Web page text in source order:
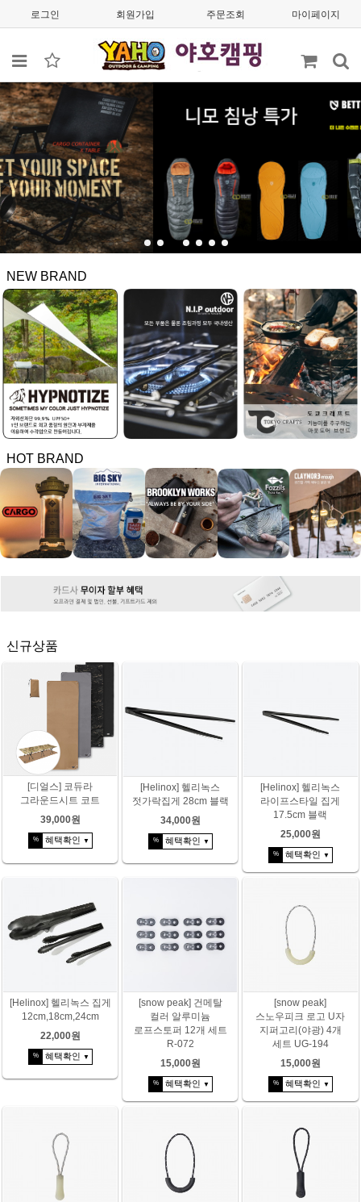
로그인 회원가입 주문조회 마이페이지
NEW BRAND
HOT BRAND
신규상품
[디얼스] 코듀라
그라운드시트 코트
39,000원
% 혜택확인 ▼
[Helinox] 헬리녹스
젓가락집게 28cm 블랙
34,000원
% 혜택확인 ▼
[Helinox] 헬리녹스
라이프스타일 집게
17.5cm 블랙
25,000원
% 혜택확인 ▼
[Helinox] 헬리녹스 집게
12cm,18cm,24cm
22,000원
% 혜택확인 ▼
[snow peak] 건메탈
컬러 알루미늄
로프스토퍼 12개 세트
R-072
15,000원
% 혜택확인 ▼
[snow peak]
스노우피크 로고 U자
지퍼고리(야광) 4개
세트 UG-194
15,000원
% 혜택확인 ▼